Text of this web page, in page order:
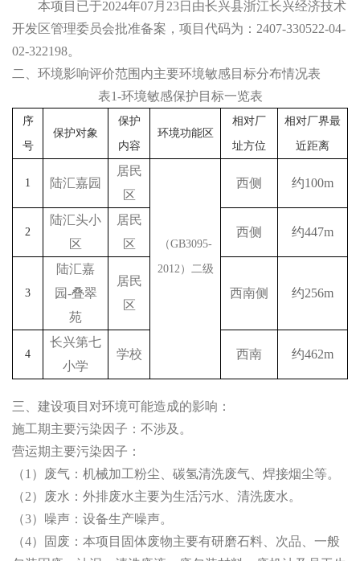
本项目已于2024年07月 23日由长兴县浙江长兴经济技术
开发区管理委员会批准备案，项目代码为： 2407-330522-04-
02-322198。
二、 环境影响评价范围内主要环境敏感目标分布情况表
表1-环境敏感保护目标一览表
序
号
保护对象
保护
内容
环境功能区
相对厂
址方位
相对厂界最
近距离
1 陆汇嘉园
居民
区
（GB3095-
2012）二级
西侧 约100m
2
陆汇头小
区
居民
区
西侧 约447m
3
陆汇嘉
园-叠翠
苑
居民
区
西南侧 约256m
4
长兴第七
小学
学校 西南 约462m
三、 建设项目对环境可能造成的影响：
施工期主要污染因子：不涉及。
营运期主要污染因子：
（1 ）废气：机械加工粉尘、碳氢清洗废气、焊接烟尘等。
（2）废水：外排废水主要为生活污水、清洗废水。
（3）噪声：设备生产噪声。
（4）固废：本项目固体废物主要有研磨石料、次品、一般